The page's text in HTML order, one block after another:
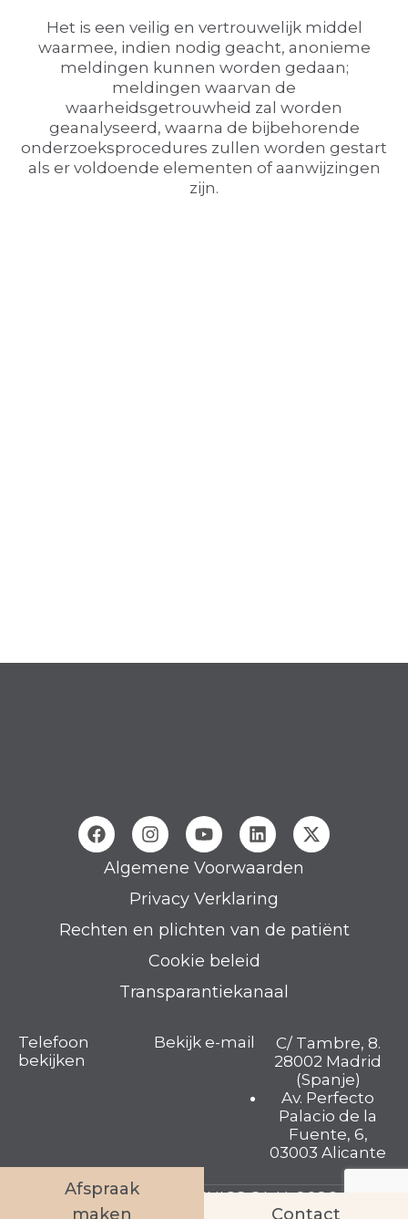
Het is een veilig en vertrouwelijk middel
waarmee, indien nodig geacht, anonieme
meldingen kunnen worden gedaan;
meldingen waarvan de
waarheidsgetrouwheid zal worden
geanalyseerd, waarna de bijbehorende
onderzoeksprocedures zullen worden gestart
als er voldoende elementen of aanwijzingen
zijn.
Algemene Voorwaarden
Privacy Verklaring
Rechten en plichten van de patiënt
Cookie beleid
Transparantiekanaal
Telefoon
bekijken
Bekijk e-mail
C/ Tambre, 8.
28002 Madrid
(Spanje)
Av. Perfecto
Palacio de la
Fuente, 6,
03003 Alicante
TAMBRE FERTILITY CLINICS S.L.U. 2026 © Alle
Afspraak
maken
Contact